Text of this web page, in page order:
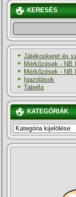
KERESÉS
Játékoskeret és
Mérkőzések - NB I
Mérkőzések - NB
Igazolások
Tabella
KATEGÓRIÁK
KATEGÓRIÁK